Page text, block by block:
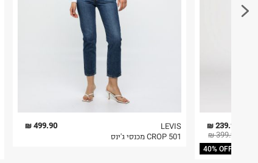
499.90 ₪
LEVIS
501 CROP מכנסי ג'ינס
239.94 ₪
399.90 ₪
40% OFF